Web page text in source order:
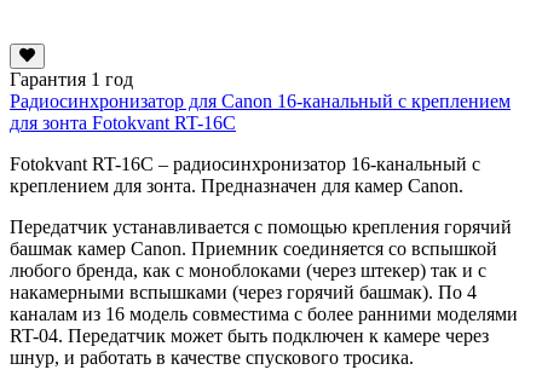
Гарантия 1 год
Радиосинхронизатор для Canon 16-канальный с креплением
для зонта Fotokvant RT-16C
Fotokvant RT-16C – радиосинхронизатор 16-канальный с
креплением для зонта. Предназначен для камер Canon.
Передатчик устанавливается с помощью крепления горячий
башмак камер Canon. Приемник соединяется со вспышкой
любого бренда, как с моноблоками (через штекер) так и с
накамерными вспышками (через горячий башмак). По 4
каналам из 16 модель совместима с более ранними моделями
RT-04. Передатчик может быть подключен к камере через
шнур, и работать в качестве спускового тросика.